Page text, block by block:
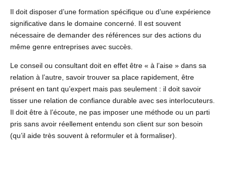
Il doit disposer d’une formation spécifique ou d’une expérience
significative dans le domaine concerné. Il est souvent
nécessaire de demander des références sur des actions du
même genre entreprises avec succès.
Le conseil ou consultant doit en effet être « à l’aise » dans sa
relation à l’autre, savoir trouver sa place rapidement, être
présent en tant qu’expert mais pas seulement : il doit savoir
tisser une relation de confiance durable avec ses interlocuteurs.
Il doit être à l’écoute, ne pas imposer une méthode ou un parti
pris sans avoir réellement entendu son client sur son besoin
(qu’il aide très souvent à reformuler et à formaliser).